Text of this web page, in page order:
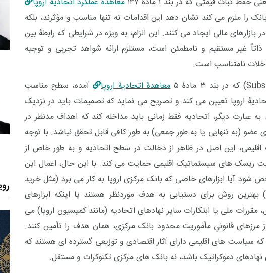
را ملزم می کند نشان دهد این اقدامات نه تنها مناسب و مؤثرند، بلکه
بازارهای مالی ایجاد می کنند. این الزام، به ویژه در شرایطی که رابطۀ بین
غیر مستقیم و نامطمئن است، مستلزم ارائه شواهد تجربی و توجیه
نامتناسب است.
که در بند ۳ مادۀ ۵ معاهدۀ اتحادیۀ اروپا
آمده، سطح مناسب
اروپا تعیین می کند و تصریح می نماید که تصمیمات باید در نزدیک
. به عبارت دیگر، اتحادیه فقط زمانی باید مداخله کند که اهداف مدنظر در
(به تنهایی یا به طور جمعی) به طور کافی قابل تحقق نباشد. با توجه
اقلیمی، این اصل در ظاهر از دخالت در سطح اتحادیه و به طور خاص از
ریسک های سیستماتیک اقلیمی حمایت می کند. با این حال، اعمال این
شود آیا ابزارهای خاصی که بانک مرکزی اروپا به کار می برد (مثل خرید
بهترین روش برای دستیابی به هدف موردنظر هستند یا اینکه ابزارهای
مقررات ملی یا ابتکارات سایر نهادهای اتحادیه (مانند کمیسیون اروپا) می
مرزهای قانونیِ مأموریت محدود بانک مرکزی، همان هدف را تأمین کنند.
سیاست های اقلیمی دارای آثار اقتصادی و توزیعی گسترده ای هستند که
دموکراتیک باشد، نه بانک های مرکزی تکنوکرات و مستقل.